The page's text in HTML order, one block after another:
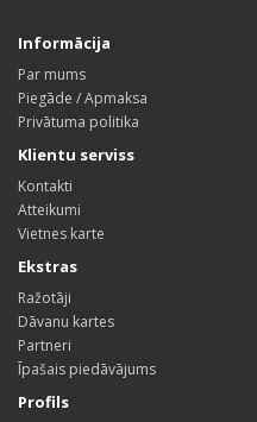
Informācija
Par mums
Piegāde / Apmaksa
Privātuma politika
Klientu serviss
Kontakti
Atteikumi
Vietnes karte
Ekstras
Ražotāji
Dāvanu kartes
Partneri
Īpašais piedāvājums
Profils